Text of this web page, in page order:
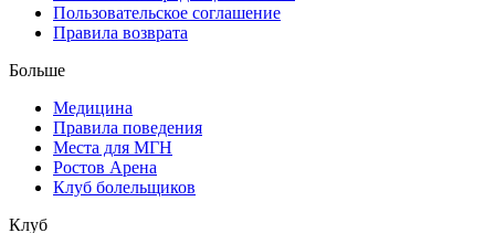
Пользовательское соглашение
Правила возврата
Больше
Медицина
Правила поведения
Места для МГН
Ростов Арена
Клуб болельщиков
Клуб